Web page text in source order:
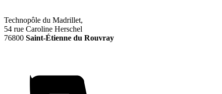
Technopôle du Madrillet,
54 rue Caroline Herschel
76800 Saint-Étienne du Rouvray